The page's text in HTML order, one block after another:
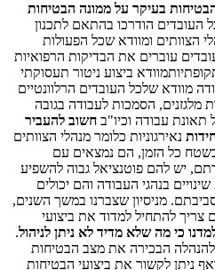
בעיקר על ממונה הבטיחות
העובדים הודרכו בהתאם לתכנון
הצוותים ומוודא שכל הפעולות
עוברים את הבדיקות הרפואיות
ביצוע ניטור תעסוקתי
מוודא שלכל העובדים הרלוונטיים
מלגזנים, הסמכות לעבודה בגובה
עבודה וכיו"ב חשוב להעביר
נאירגוניות כלומר מנהלי הצוותים
כל הזמן, הם נמצאים עם
יש להם פוטנציאל גבוה להשפיע
בנהגי העבודה והם יכולים
מניסיון שצברנו במשך השנים,
צריך להתחיל למדוד את ביצועי
כי מה שלא מדיד לא ניתן לניהול.
הבכירה את מצב הבטיחות
ניתן לקשור את ביצועי הבטיחות